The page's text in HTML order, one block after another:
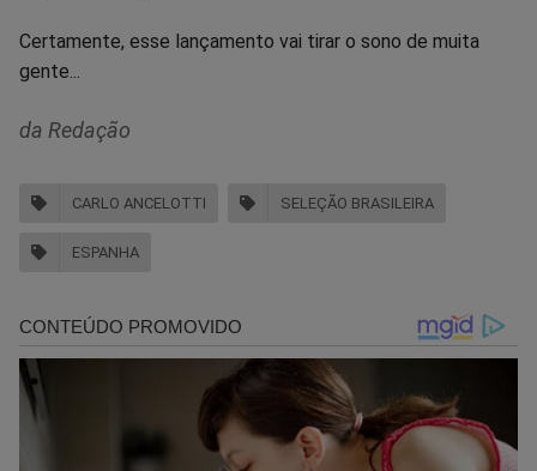
Certamente, esse lançamento vai tirar o sono de muita
gente...
da Redação
CARLO ANCELOTTI SELEÇÃO BRASILEIRA
ESPANHA